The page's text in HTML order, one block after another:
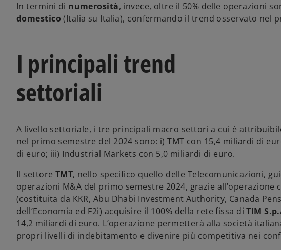
In termini di numerosità, invece, oltre il 50% delle operazioni
domestico (Italia su Italia), confermando il trend osservato nel
I principali trend
settoriali
A livello settoriale, i tre principali macro settori a cui è
nel primo semestre del 2024 sono: i) TMT con 15,4 miliardi di
di euro; iii) Industrial Markets con 5,0 miliardi di euro.
Il settore TMT, nello specifico quello delle Telecomunicazioni,
operazioni M&A del primo semestre 2024, grazie all’operazione
(costituita da KKR, Abu Dhabi Investment Authority, Canada
dell’Economia ed F2i) acquisire il 100% della rete fissa diTIM
14,2 miliardi di euro. L’operazione permetterà alla società
propri livelli di indebitamento e divenire più competitiva nei